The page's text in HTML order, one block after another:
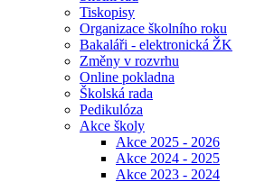
Tiskopisy
Organizace školního roku
Bakaláři - elektronická ŽK
Změny v rozvrhu
Online pokladna
Školská rada
Pedikulóza
Akce školy
Akce 2025 - 2026
Akce 2024 - 2025
Akce 2023 - 2024